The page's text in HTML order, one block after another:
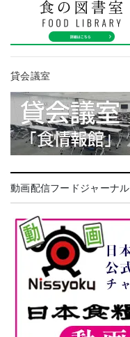
貸会議室
動画配信フードジャーナル